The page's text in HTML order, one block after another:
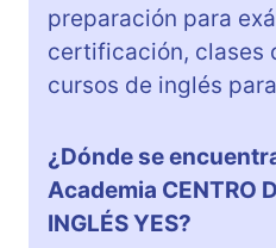
preparación para
certificación, clases
cursos de inglés
¿Dónde se
Academia CENTRO
INGLÉS YES?